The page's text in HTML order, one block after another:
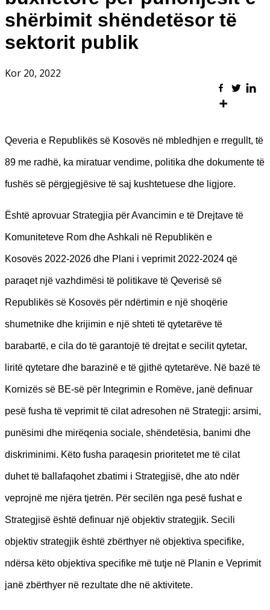
shërbimit shëndetësor të
sektorit publik
Kor 20, 2022
Qeveria e Republikës së Kosovës në mbledhjen e rregullt, të
89 me radhë, ka miratuar vendime, politika dhe dokumente të
fushës së përgjegjësive të saj kushtetuese dhe ligjore.
Është aprovuar Strategjia për Avancimin e të Drejtave të
Komuniteteve Rom dhe Ashkali në Republikën e
Kosovës 2022-2026 dhe Plani i veprimit 2022-2024 që
paraqet një vazhdimësi të politikave të Qeverisë së
Republikës së Kosovës për ndërtimin e një shoqërie
shumetnike dhe krijimin e një shteti të qytetarëve të
barabartë, e cila do të garantojë të drejtat e secilit qytetar,
liritë qytetare dhe barazinë e të gjithë qytetarëve. Në bazë të
Kornizës së BE-së për Integrimin e Romëve, janë definuar
pesë fusha të veprimit të cilat adresohen në Strategji: arsimi,
punësimi dhe mirëqenia sociale, shëndetësia, banimi dhe
diskriminimi. Këto fusha paraqesin prioritetet me të cilat
duhet të ballafaqohet zbatimi i Strategjisë, dhe ato ndër
veprojnë me njëra tjetrën. Për secilën nga pesë fushat e
Strategjisë është definuar një objektiv strategjik. Secili
objektiv strategjik është zbërthyer në objektiva specifike,
ndërsa këto objektiva specifike më tutje në Planin e Veprimit
janë zbërthyer në rezultate dhe në aktivitete.